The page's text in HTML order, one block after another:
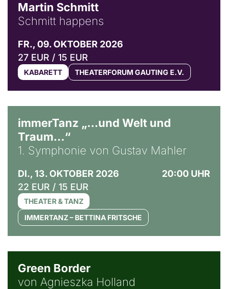
Martin Schmitt
Schmitt happens
FR., 09. OKTOBER 2026
27 EUR / 15 EUR
KABARETT THEATERFORUM GAUTING E.V.
immerTanz „…und Welt und
Traum…“
1. Symphonie von Gustav Mahler
DI., 13. OKTOBER 2026
20:00 UHR
22 EUR / 15 EUR
THEATER & TANZ
IMMERTANZ – BETTINA FRITSCHE
Green Border
von Agnieszka Holland